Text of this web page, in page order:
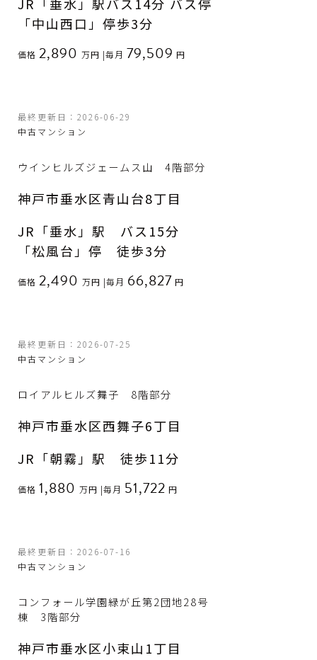
「中山西口」停歩3分
価格 2,890 万円 |毎月 79,509 円
最終更新日：2026-06-29
中古マンション
ウインヒルズジェームス山 4階部分
神戸市垂水区青山台8丁目
JR「垂水」駅 バス15分
「松風台」停 徒歩3分
価格 2,490 万円 |毎月 66,827 円
最終更新日：2026-07-25
中古マンション
ロイアルヒルズ舞子 8階部分
神戸市垂水区西舞子6丁目
JR「朝霧」駅 徒歩11分
価格 1,880 万円 |毎月 51,722 円
最終更新日：2026-07-16
中古マンション
コンフォール学園緑が丘第2団地28号
棟 3階部分
神戸市垂水区小束山1丁目